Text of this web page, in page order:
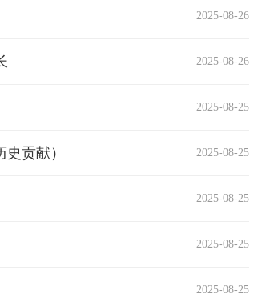
2025-08-26
2025-08-26
2025-08-25
贡献） 2025-08-25
2025-08-25
2025-08-25
2025-08-25